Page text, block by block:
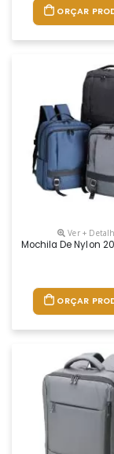
ORÇAR
Ver +
Mochila De Nylon
ORÇAR